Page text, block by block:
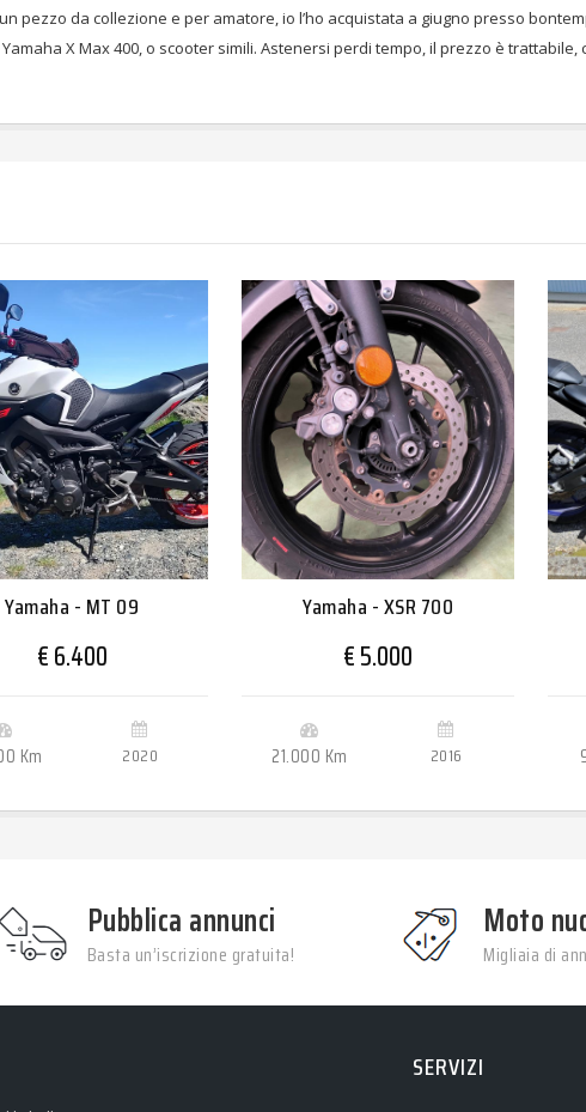
pezzo da collezione e per amatore, io l’ho acquistata a giugno presso
X Max 400, o scooter simili. Astenersi perdi tempo, il prezzo è
Yamaha - MT 09
€ 6.400
Km 2020
Yamaha - XSR 700
€ 5.000
21.000 Km 2016
Pubblica annunci
Basta un’iscrizione gratuita!
Moto
Migliaia di
SERVIZI